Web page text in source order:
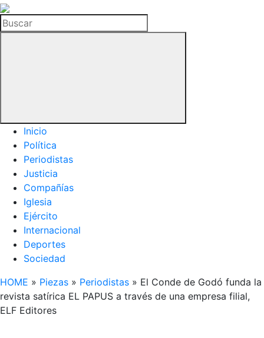
La
Hemeroteca
del
Buscar
Inicio
Política
Periodistas
Justicia
Compañías
Iglesia
Ejército
Internacional
Deportes
Sociedad
HOME » Piezas » Periodistas » El Conde de Godó funda la
revista satírica EL PAPUS a través de una empresa filial,
ELF Editores